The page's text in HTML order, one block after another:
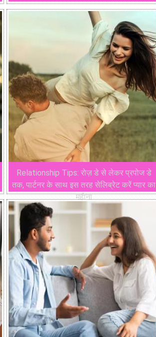
Relationship Tips: रोज़ डे से लेकर प्रपोज डे
तक, पार्टनर के साथ इस तरह सेलिब्रेट करें प्यार का
महीना